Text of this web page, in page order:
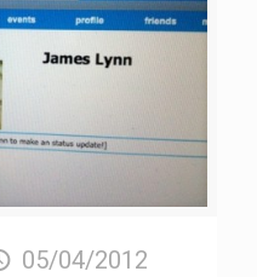
05/04/2012